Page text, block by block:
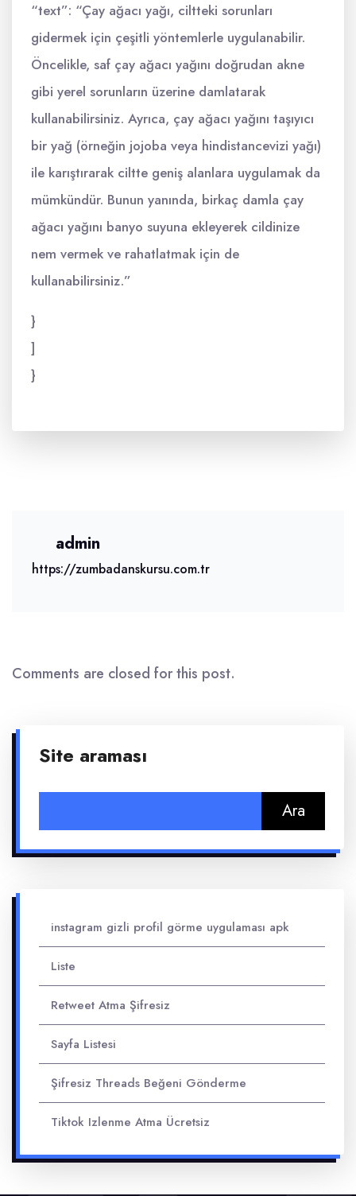
“text”: “Çay ağacı yağı, ciltteki sorunları
gidermek için çeşitli yöntemlerle uygulanabilir.
Öncelikle, saf çay ağacı yağını doğrudan akne
gibi yerel sorunların üzerine damlatarak
kullanabilirsiniz. Ayrıca, çay ağacı yağını taşıyıcı
bir yağ (örneğin jojoba veya hindistancevizi yağı)
ile karıştırarak ciltte geniş alanlara uygulamak da
mümkündür. Bunun yanında, birkaç damla çay
ağacı yağını banyo suyuna ekleyerek cildinize
nem vermek ve rahatlatmak için de
kullanabilirsiniz.”
}
]
}
admin
https://zumbadanskursu.com.tr
Comments are closed for this post.
Site araması
instagram gizli profil görme uygulaması apk
Liste
Retweet Atma Şifresiz
Sayfa Listesi
Şifresiz Threads Beğeni Gönderme
Tiktok Izlenme Atma Ücretsiz